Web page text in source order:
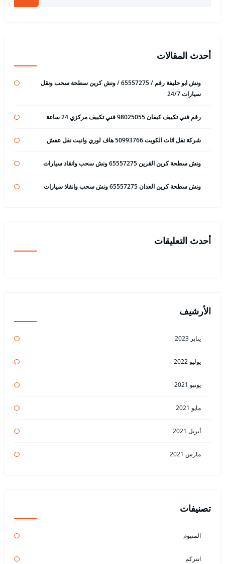
أحدث المقالات
ونش ابو حليفة رقم / 65557275 / ونش كرين سطحة سحب ونقل
سيارات 24/7
رقم فني تكييف كيفان 98025055 فني تكييف مركزي 24 ساعة
شركة نقل اثاث الكويت 50993766 هاف لوري وانيت نقل عفش
ونش سطحة كرين القرين 65557275 ونش سحب وانقاذ سيارات
ونش سطحة كرين العدان 65557275 ونش سحب وانقاذ سيارات
أحدث التعليقات
الأرشيف
يناير 2023
يوليو 2022
يونيو 2021
مايو 2021
أبريل 2021
مارس 2021
تصنيفات
المنيوم
انتركم